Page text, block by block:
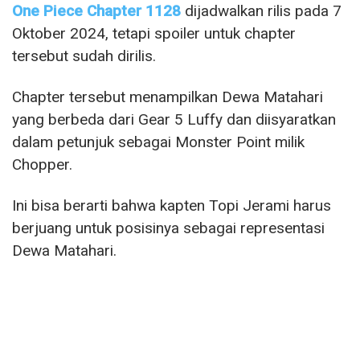
One Piece Chapter 1128 dijadwalkan rilis pada 7
Oktober 2024, tetapi spoiler untuk chapter
tersebut sudah dirilis.
Chapter tersebut menampilkan Dewa Matahari
yang berbeda dari Gear 5 Luffy dan diisyaratkan
dalam petunjuk sebagai Monster Point milik
Chopper.
Ini bisa berarti bahwa kapten Topi Jerami harus
berjuang untuk posisinya sebagai representasi
Dewa Matahari.